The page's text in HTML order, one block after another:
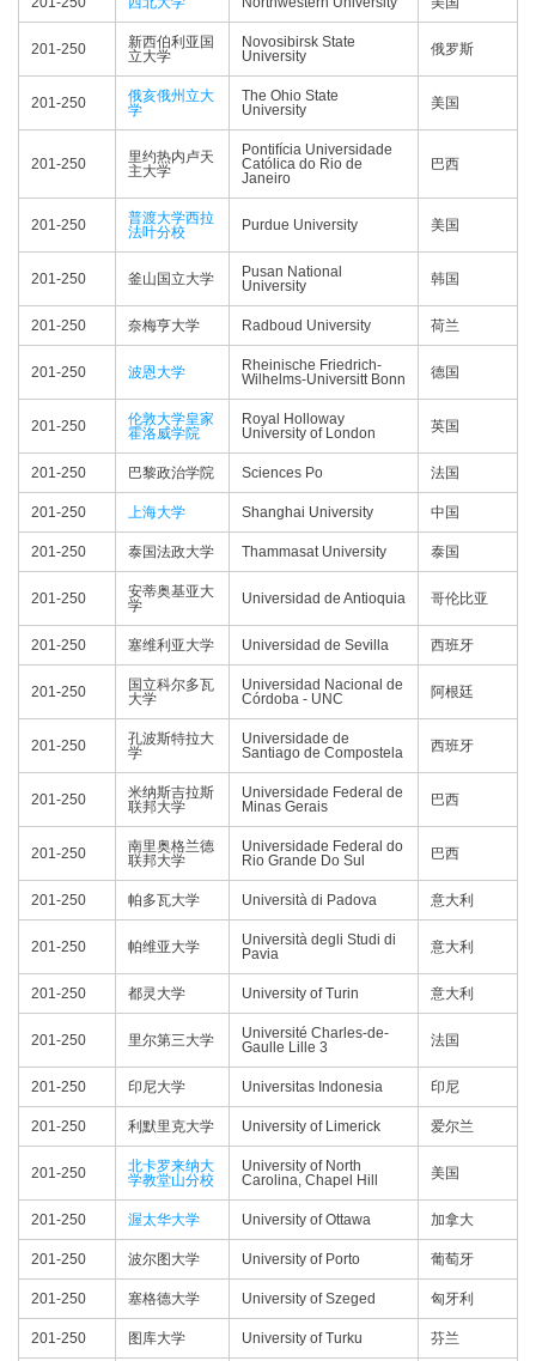
201-250
新西伯利亚国
立大学
Novosibirsk State
University
俄罗斯
201-250
俄亥俄州立大
学
The Ohio State
University
美国
201-250
里约热内卢天
主大学
Pontifícia Universidade
Católica do Rio de
Janeiro
巴西
201-250
普渡大学西拉
法叶分校
Purdue University 美国
201-250 釜山国立大学
Pusan National
University
韩国
201-250 奈梅亨大学 Radboud University 荷兰
201-250 波恩大学
Rheinische Friedrich-
Wilhelms-Universitt Bonn
德国
201-250
伦敦大学皇家
霍洛威学院
Royal Holloway
University of London
英国
201-250 巴黎政治学院 Sciences Po 法国
201-250 上海大学 Shanghai University 中国
201-250 泰国法政大学 Thammasat University 泰国
201-250
安蒂奥基亚大
学
Universidad de Antioquia 哥伦比亚
201-250 塞维利亚大学 Universidad de Sevilla 西班牙
201-250
国立科尔多瓦
大学
Universidad Nacional de
Córdoba - UNC
阿根廷
201-250
孔波斯特拉大
学
Universidade de
Santiago de Compostela
西班牙
201-250
米纳斯吉拉斯
联邦大学
Universidade Federal de
Minas Gerais
巴西
201-250
南里奥格兰德
联邦大学
Universidade Federal do
Rio Grande Do Sul
巴西
201-250 帕多瓦大学 Università di Padova 意大利
201-250 帕维亚大学
Università degli Studi di
Pavia
意大利
201-250 都灵大学 University of Turin 意大利
201-250 里尔第三大学
Université Charles-de-
Gaulle Lille 3
法国
201-250 印尼大学 Universitas Indonesia 印尼
201-250 利默里克大学 University of Limerick 爱尔兰
201-250
北卡罗来纳大
学教堂山分校
University of North
Carolina, Chapel Hill
美国
201-250 渥太华大学 University of Ottawa 加拿大
201-250 波尔图大学 University of Porto 葡萄牙
201-250 塞格德大学 University of Szeged 匈牙利
201-250 图库大学 University of Turku 芬兰